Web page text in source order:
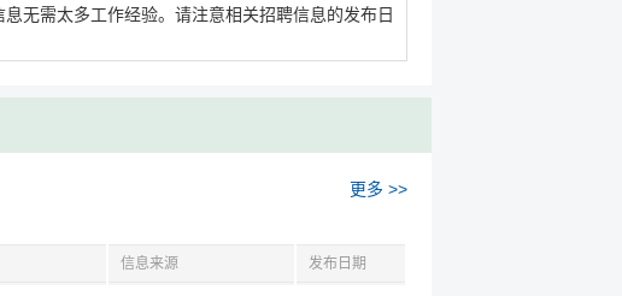
无需太多工作经验。请注意相关招聘信息的发布日
更多 >>
信息来源 发布日期